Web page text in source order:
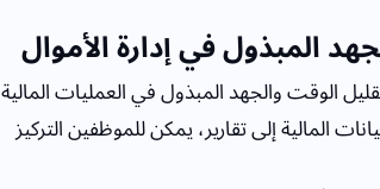
المبذول في إدارة الأموال
الوقت والجهد المبذول في العمليات المالية
المالية إلى تقارير، يمكن للموظفين التركيز